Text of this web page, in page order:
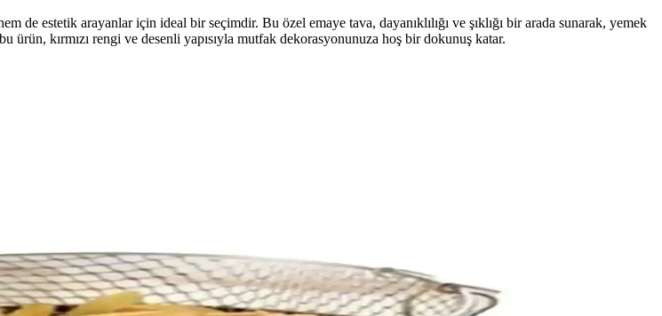
de estetik arayanlar için ideal bir seçimdir. Bu özel emaye tava, dayanıklılığı ve şıklığı bir arada sunarak, yemek
kırmızı rengi ve desenli yapısıyla mutfak dekorasyonunuza hoş bir dokunuş katar.
Yorumları
canlılık katıyor. Dayanıklı emaye materyali ve kullanıcı geri bildirimleriyle öne çıkan ürün hakkında detaylar.